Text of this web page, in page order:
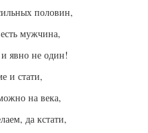
половин,
мужчина,
явно не один!
и стати,
на века,
да кстати,